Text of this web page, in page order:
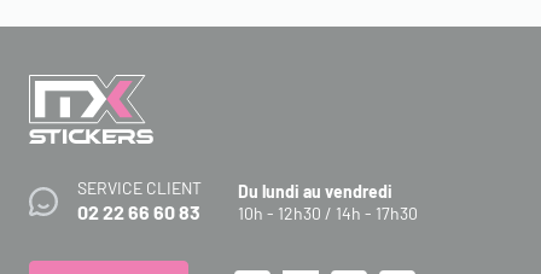
SERVICE CLIENT
02 22 66 60 83
Du lundi au vendredi
10h - 12h30 / 14h - 17h30